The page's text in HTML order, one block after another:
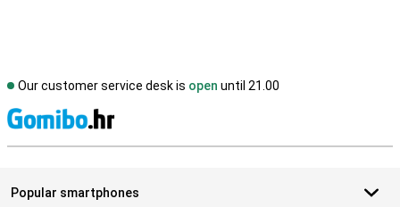
Our customer service desk is open until 21.00
Popular smartphones